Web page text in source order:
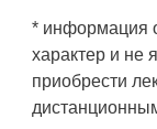
* информация
характер и не
приобрести